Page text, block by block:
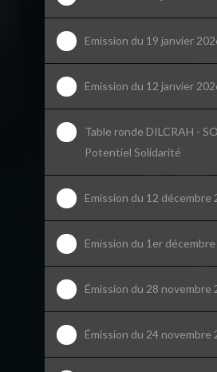
Emission du 19 janvier
Emission du 12 janvier
Table ronde DILCRAH -
Potentiel Solidarité
Emission du 12 décembre
Emission du 1er
Émission du 28 novembre
Émission du 24 novembre